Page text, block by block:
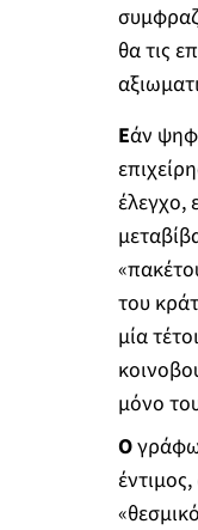
θα τις
Εάν
έλεγχο,
του
μία
μόνο
Ο